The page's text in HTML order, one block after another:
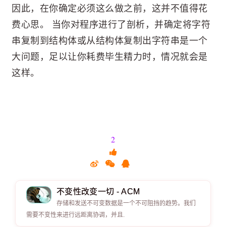
因此，在你确定必须这么做之前，这并不值得花
费心思。 当你对程序进行了剖析，并确定将字符
串复制到结构体或从结构体复制出字符串是一个
大问题，足以让你耗费毕生精力时，情况就会是
这样。
2
不变性改变一切 - ACM
存储和发送不可变数据是一个不可阻挡的趋势。我们
需要不变性来进行远距离协调，并且.